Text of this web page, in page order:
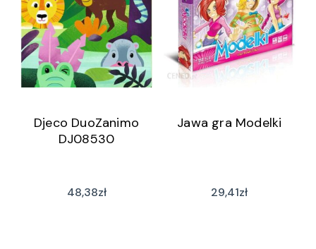
Djeco DuoZanimo
DJ08530
48,38zł
Jawa gra Modelki
29,41zł